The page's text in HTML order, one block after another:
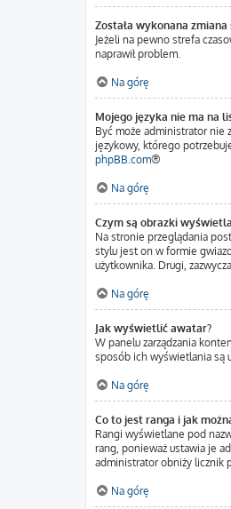
Została wykonana
Jeżeli na pewno strefa
naprawił problem.
Na górę
Mojego języka nie ma na
Być może administrator nie
językowy, którego
phpBB.com®
Na górę
Czym są obrazki
Na stronie przeglądania
stylu jest on w formie
użytkownika. Drugi,
Na górę
Jak wyświetlić awatar?
W panelu zarządzania
sposób ich wyświetlania są
Na górę
Co to jest ranga i jak
Rangi wyświetlane pod
rang, ponieważ ustawia je
administrator obniży licznik
Na górę